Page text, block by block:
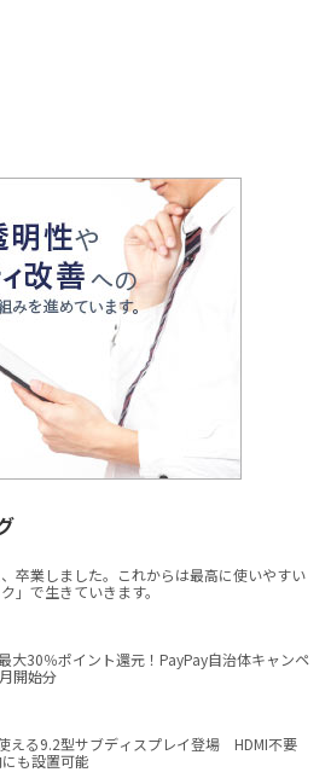
卒業しました。これからは最高に使いやすい
」で生きていきます。
大30％ポイント還元！PayPay自治体キャンペ
開始分
える9.2型サブディスプレイ登場 HDMI不要
も設置可能